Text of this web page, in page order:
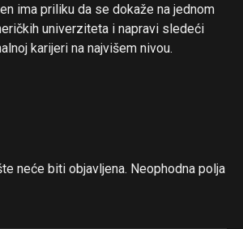
ima priliku da se dokaže na jednom
univerziteta i napravi sledeći
karijeri na najvišem nivou.
neće biti objavljena. Neophodna polja